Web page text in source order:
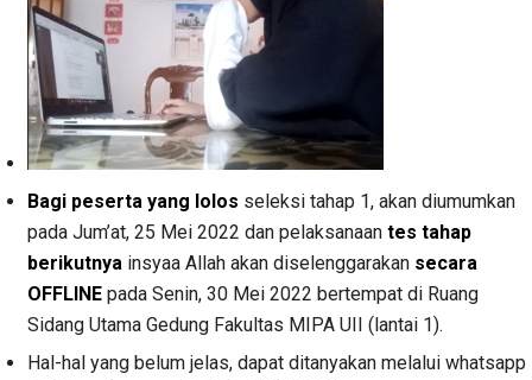
Bagi peserta yang lolos seleksi tahap 1, akan diumumkan
pada Jum’at, 25 Mei 2022 dan pelaksanaan tes tahap
berikutnya insyaa Allah akan diselenggarakan secara
OFFLINE pada Senin, 30 Mei 2022 bertempat di Ruang
Sidang Utama Gedung Fakultas MIPA UII (lantai 1).
Hal-hal yang belum jelas, dapat ditanyakan melalui whatsapp